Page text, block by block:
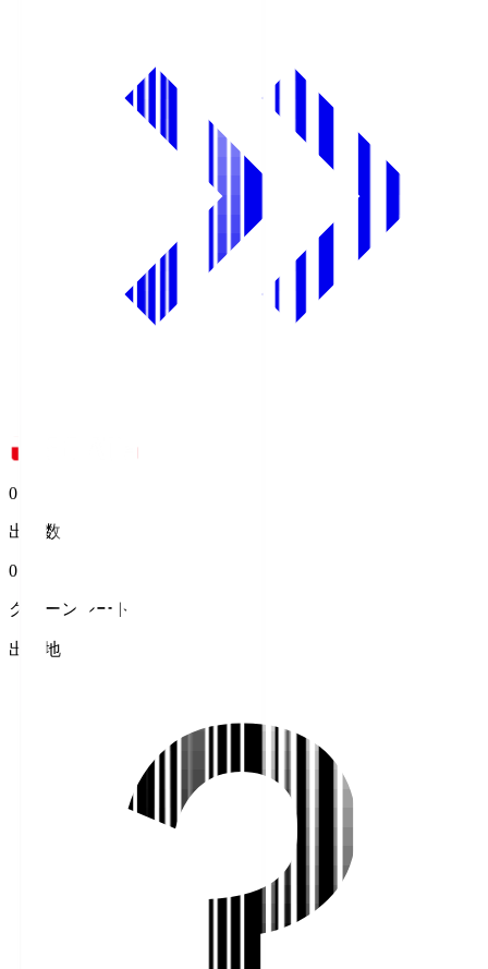
0
出場数
0
クリーンシート
出身地